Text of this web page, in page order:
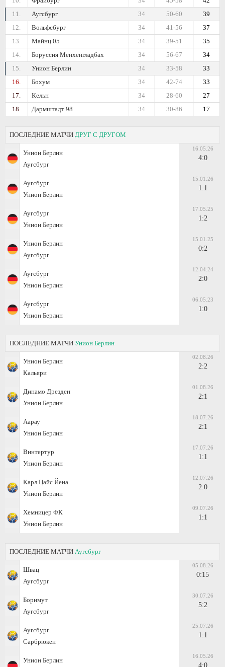
11.
Аугсбург 39
50-60
34
12.
Вольфсбург 37
41-56
34
13.
Майнц 05 35
39-51
34
14.
Боруссия Менхенгладбах 34
56-67
34
15.
Унион Берлин 33
33-58
34
16.
Бохум 33
42-74
34
17.
Кельн 27
28-60
34
18.
Дармштадт 98 17
30-86
34
ПОСЛЕДНИЕ МАТЧИ ДРУГ С ДРУГОМ
Унион Берлин
Аугсбург
16.05.26
4:0
Аугсбург
Унион Берлин
15.01.26
1:1
Аугсбург
Унион Берлин
17.05.25
1:2
Унион Берлин
Аугсбург
15.01.25
0:2
Аугсбург
Унион Берлин
12.04.24
2:0
Аугсбург
Унион Берлин
06.05.23
1:0
ПОСЛЕДНИЕ МАТЧИ Унион Берлин
Унион Берлин
Кальяри
02.08.26
2:2
Динамо Дрезден
Унион Берлин
01.08.26
2:1
Аарау
Унион Берлин
18.07.26
2:1
Винтертур
Унион Берлин
17.07.26
1:1
Карл Цайс Йена
Унион Берлин
12.07.26
2:0
Хемницер ФК
Унион Берлин
09.07.26
1:1
ПОСЛЕДНИЕ МАТЧИ Аугсбург
Швац
Аугсбург
05.08.26
0:15
Борнмут
Аугсбург
30.07.26
5:2
Аугсбург
Сарбрюкен
25.07.26
1:1
Унион Берлин
16.05.26
4:0